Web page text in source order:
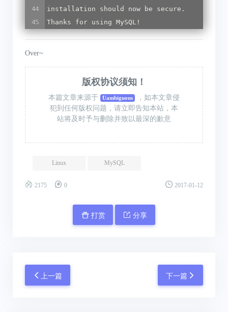
installation
should now be
secure.
Thanks
for using MySQL !
Over~
版权协议须知！
本篇文章来源于 Uambiguous
，如本文章侵
犯到任何版权问题，请立即告知本站，本
站将及时予与删除并致以最深的歉意
Linux MySQL
2175 0 2017-01-12
打赏 分享
上一篇 下一篇